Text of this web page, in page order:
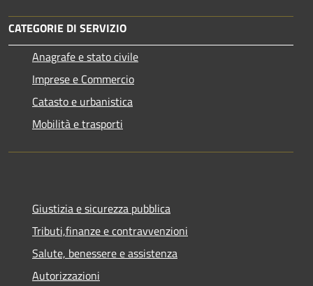
CATEGORIE DI SERVIZIO
Anagrafe e stato civile
Imprese e Commercio
Catasto e urbanistica
Mobilità e trasporti
Giustizia e sicurezza pubblica
Tributi,finanze e contravvenzioni
Salute, benessere e assistenza
Autorizzazioni